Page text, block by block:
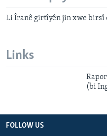
Li Îranê girtîyên jin xwe birsî
Links
(bi
FOLLOW US